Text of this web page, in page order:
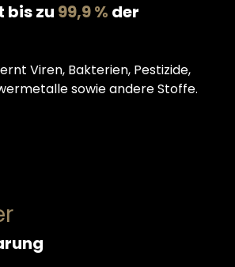
bis zu 99,9 % der
Viren, Bakterien, Pestizide,
sowie andere Stoffe.